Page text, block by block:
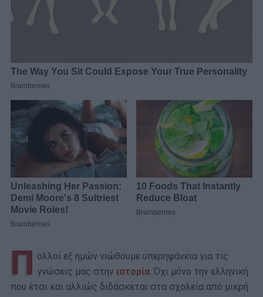
Π ολλοί εξ ημών νιώθουμε υπερηφάνεια για τις
γνώσεις μας στην ιστορία. Όχι μόνο την ελληνική
που έτσι και αλλιώς διδάσκεται στα σχολεία από μικρή